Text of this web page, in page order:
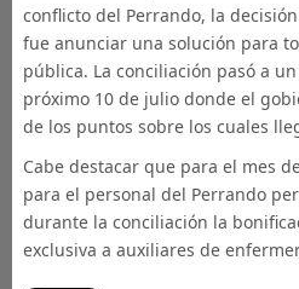
conflicto del Perrando, la
fue anunciar una solución para
pública. La conciliación pasó a
próximo 10 de julio donde el
de los puntos sobre los cuales
Cabe destacar que para el mes
para el personal del Perrando
durante la conciliación la
exclusiva a auxiliares de